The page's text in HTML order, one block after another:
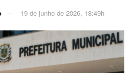
19 de junho de 2026, 18:49h